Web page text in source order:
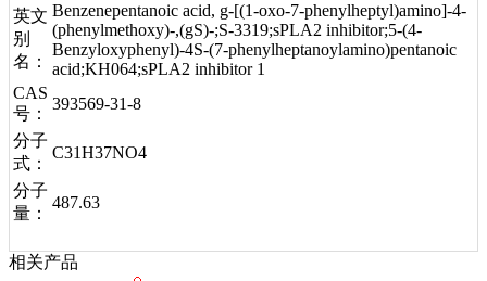
英文
别
名：
Benzenepentanoic acid, g-[(1-oxo-7-phenylheptyl)amino]-4-
(phenylmethoxy)-,(gS)-;S-3319;sPLA2 inhibitor;5-(4-
Benzyloxyphenyl)-4S-(7-phenylheptanoylamino)pentanoic
acid;KH064;sPLA2 inhibitor 1
CAS
号：
393569-31-8
分子
式：
C31H37NO4
分子
量：
487.63
相关产品